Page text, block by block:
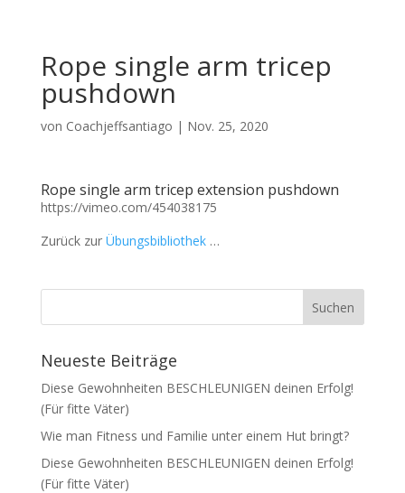
Rope single arm tricep
pushdown
von Coachjeffsantiago | Nov. 25, 2020
Rope single arm tricep extension pushdown
https://vimeo.com/454038175
Zurück zur Übungsbibliothek…
Neueste Beiträge
Diese Gewohnheiten BESCHLEUNIGEN deinen Erfolg!
(Für fitte Väter)
Wie man Fitness und Familie unter einem Hut bringt?
Diese Gewohnheiten BESCHLEUNIGEN deinen Erfolg!
(Für fitte Väter)